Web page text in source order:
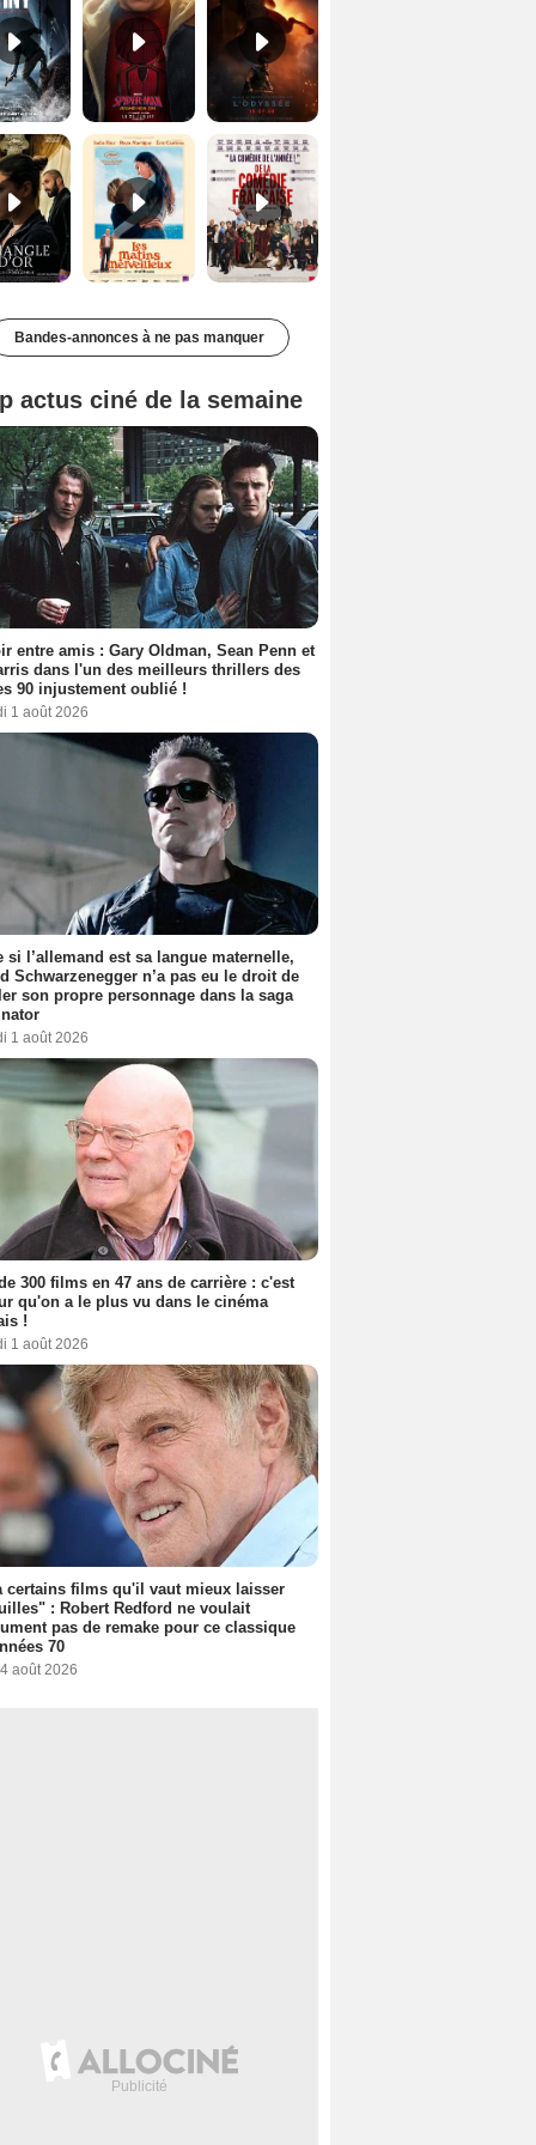
Le Triangle d'or Bande-annonce VF De la Comédie-Française Teaser VF
Bandes-annonces à ne pas manquer
actus ciné de la semaine
entre amis : Gary Oldman, Sean Penn et
dans l'un des meilleurs thrillers des
90 injustement oublié !
1 août 2026
si l’allemand est sa langue maternelle,
Schwarzenegger n’a pas eu le droit de
son propre personnage dans la saga
1 août 2026
300 films en 47 ans de carrière : c'est
qu'on a le plus vu dans le cinéma
!
1 août 2026
certains films qu'il vaut mieux laisser
: Robert Redford ne voulait
pas de remake pour ce classique
70
août 2026